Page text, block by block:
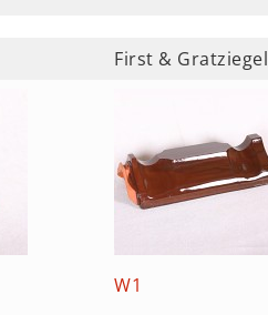
First & Gratziegel
W1